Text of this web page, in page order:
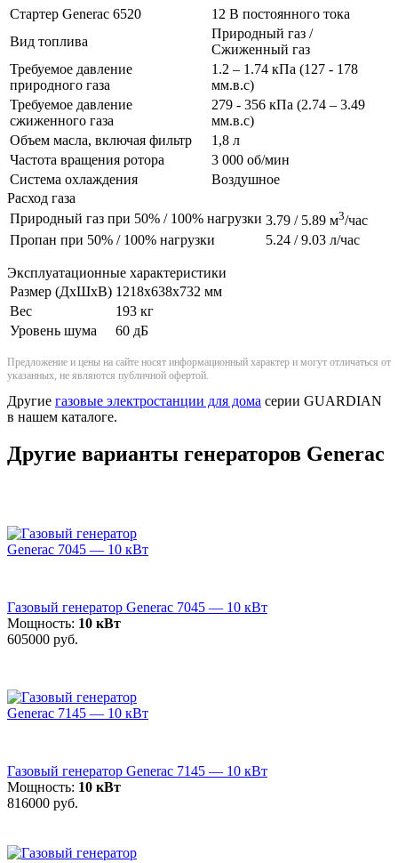
Стартер Generac 6520
12 В постоянного тока
Вид топлива
Природный газ /
Сжиженный газ
Требуемое давление
природного газа
1.2 – 1.74 кПа (127 - 178
мм.в.с)
Требуемое давление
сжиженного газа
279 - 356 кПа (2.74 – 3.49
мм.в.с)
Объем масла, включая фильтр
1,8 л
Частота вращения ротора
3 000 об/мин
Система охлаждения
Воздушное
Расход газа
Природный газ при 50% / 100% нагрузки 3.79 / 5.89 м3/час
Пропан при 50% / 100% нагрузки
5.24 / 9.03 л/час
Эксплуатационные характеристики
Размер (ДxШxВ) 1218x638x732 мм
Вес
193 кг
Уровень шума
60 дБ
Предложение и цены на сайте носят информационный характер и могут отличаться от
указанных, не являются публичной офертой.
Другие газовые электростанции для дома серии GUARDIAN
в нашем каталоге.
Другие варианты генераторов Generac
Газовый генератор Generac 7045 — 10 кВт
Мощность: 10 кВт
605000 руб.
Газовый генератор Generac 7145 — 10 кВт
Мощность: 10 кВт
816000 руб.